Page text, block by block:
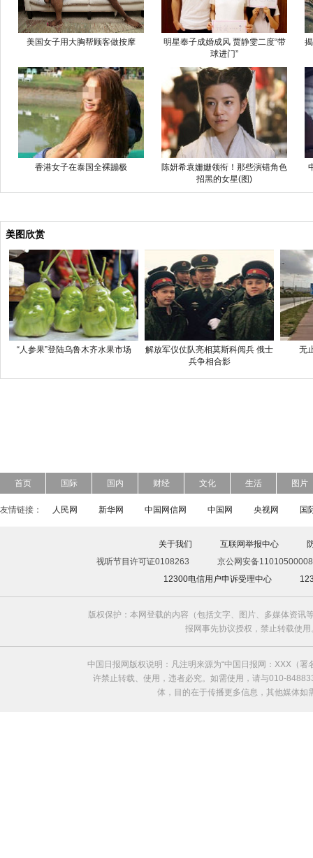
美国女子用大胸帮顾客做按摩
明星奉子成婚成风 贾静雯二度“带
球进门”
香港女子在泰国全裸蹦极
陈妍希袁姗姗领衔！那些演错角色
招黑的女星(图)
美图欣赏
“人参果”登陆乌鲁木齐水果市场
解放军仪仗队亮相莫斯科阅兵 俄士
兵争相合影
无
首页 国际 国内 财经 文化 生活 图片
友情链接： 人民网 新华网 中国网信网 中国网 央视网 国
关于我们 互联网举报中心
视听节目许可证0108263
京公网安备
12300电信用户申诉受理中心
版权保护：本网登载的内容（包括文字、图片、多媒体资
报网事先协议授权，禁止转载使
中国日报网版权说明：凡注明来源为“中国日报网：XXX（
许禁止转载、使用，违者必究。如需使用，请与010-
体，目的在于传播更多信息，其他媒体